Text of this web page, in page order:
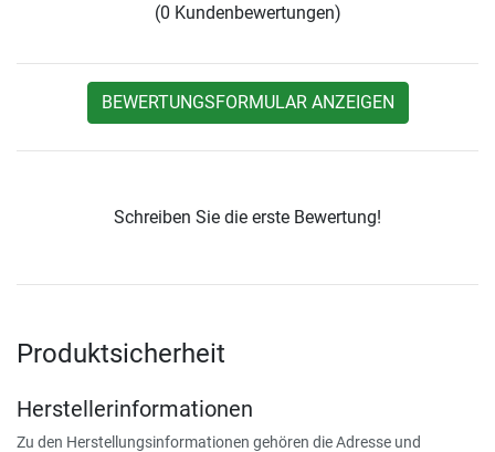
(0 Kundenbewertungen)
BEWERTUNGSFORMULAR ANZEIGEN
Schreiben Sie die erste Bewertung!
Produktsicherheit
Herstellerinformationen
Zu den Herstellungsinformationen gehören die Adresse und